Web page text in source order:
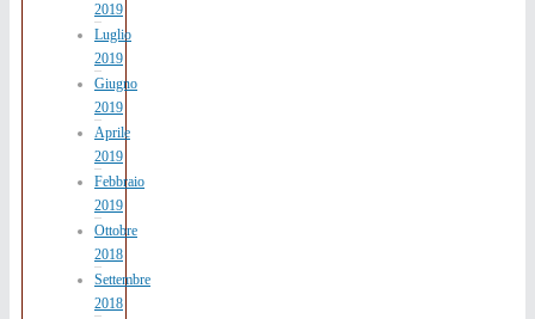
2019
Luglio
2019
Giugno
2019
Aprile
2019
Febbraio
2019
Ottobre
2018
Settembre
2018